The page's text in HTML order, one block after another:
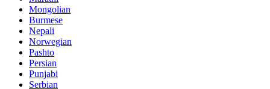
Mongolian
Burmese
Nepali
Norwegian
Pashto
Persian
Punjabi
Serbian